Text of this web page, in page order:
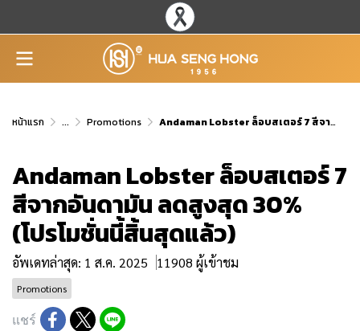
หน้าแรก ... Promotions Andaman Lobster ล็อบสเตอร์ 7 สีจากอันดามัน ลดสูงสุด 30% (โปรโมชั่นนี้สิ้นสุดแล้ว)
Andaman Lobster ล็อบสเตอร์ 7
สีจากอันดามัน ลดสูงสุด 30%
(โปรโมชั่นนี้สิ้นสุดแล้ว)
อัพเดทล่าสุด: 1 ส.ค. 2025 11908 ผู้เข้าชม
Promotions
แชร์